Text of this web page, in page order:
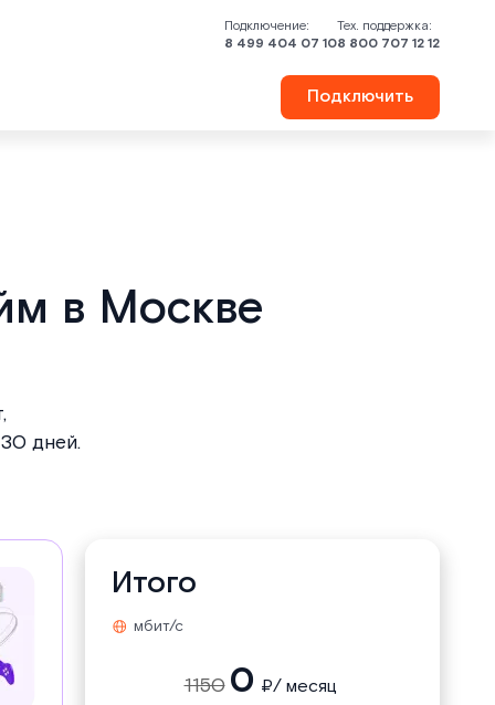
Подключение:
8 499 404 07 10
Тех. поддержка:
8 800 707 12 12
Подключить
в Москве
дней.
Итого
мбит/с
1150 0 ₽/ месяц